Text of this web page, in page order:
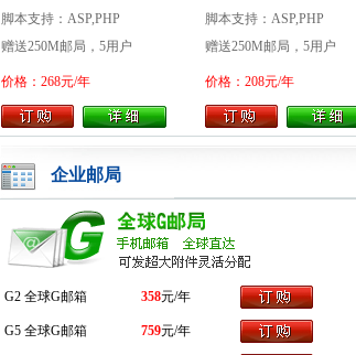
脚本支持：ASP,PHP
赠送250M邮局，5用户
价格：268元/年
脚本支持：ASP,PHP
赠送250M邮局，5用户
价格：208元/年
企业邮局
G2 全球G邮箱 358元/年
G5 全球G邮箱 759元/年